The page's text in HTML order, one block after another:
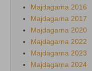
Majdagarna 2016
Majdagarna 2017
Majdagarna 2020
Majdagarna 2022
Majdagarna 2023
Majdagarna 2024